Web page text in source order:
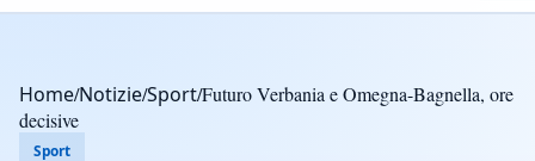
Home/Notizie/Sport/Futuro Verbania e Omegna-Bagnella, ore
decisive
Sport